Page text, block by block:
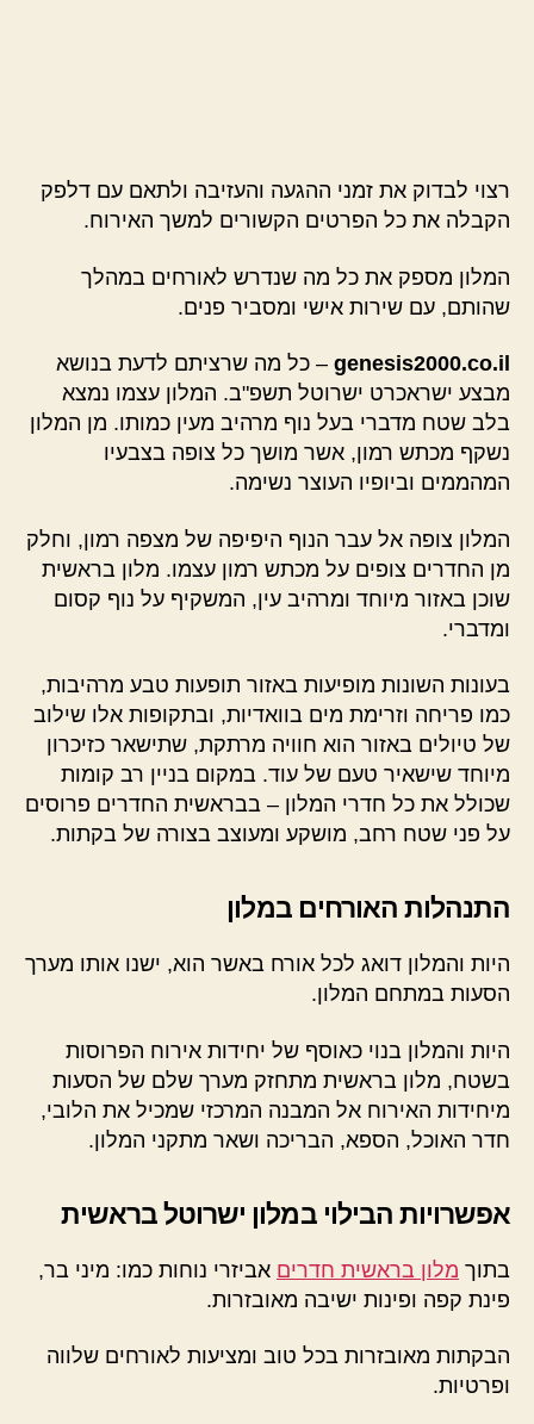
רצוי לבדוק את זמני ההגעה והעזיבה ולתאם עם דלפק
הקבלה את כל הפרטים הקשורים למשך האירוח.
המלון מספק את כל מה שנדרש לאורחים במהלך
שהותם, עם שירות אישי ומסביר פנים.
genesis2000.co.il – כל מה שרציתם לדעת בנושא
מבצע ישראכרט ישרוטל תשפ"ב. המלון עצמו נמצא
בלב שטח מדברי בעל נוף מרהיב מעין כמותו. מן המלון
נשקף מכתש רמון, אשר מושך כל צופה בצבעיו
המהממים וביופיו העוצר נשימה.
המלון צופה אל עבר הנוף היפיפה של מצפה רמון, וחלק
מן החדרים צופים על מכתש רמון עצמו. מלון בראשית
שוכן באזור מיוחד ומרהיב עין, המשקיף על נוף קסום
ומדברי.
בעונות השונות מופיעות באזור תופעות טבע מרהיבות,
כמו פריחה וזרימת מים בוואדיות, ובתקופות אלו שילוב
של טיולים באזור הוא חוויה מרתקת, שתישאר כזיכרון
מיוחד שישאיר טעם של עוד. במקום בניין רב קומות
שכולל את כל חדרי המלון – בבראשית החדרים פרוסים
על פני שטח רחב, מושקע ומעוצב בצורה של בקתות.
התנהלות האורחים במלון
היות והמלון דואג לכל אורח באשר הוא, ישנו אותו מערך
הסעות במתחם המלון.
היות והמלון בנוי כאוסף של יחידות אירוח הפרוסות
בשטח, מלון בראשית מתחזק מערך שלם של הסעות
מיחידות האירוח אל המבנה המרכזי שמכיל את הלובי,
חדר האוכל, הספא, הבריכה ושאר מתקני המלון.
אפשרויות הבילוי במלון ישרוטל בראשית
בתוך מלון בראשית חדרים אביזרי נוחות כמו: מיני בר,
פינת קפה ופינות ישיבה מאובזרות.
הבקתות מאובזרות בכל טוב ומציעות לאורחים שלווה
ופרטיות.